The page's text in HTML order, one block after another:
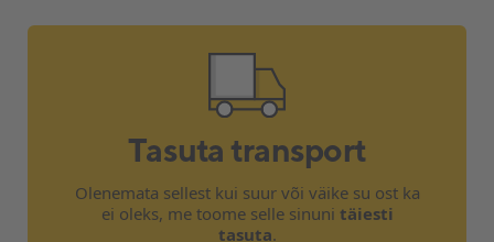
Kütte ja tarbevee torustiku (AlPex) paigaldust
Transport objektile kuni 50km maakonna
Õhk-vesi soojuspumba standardpaigaldus ei
sisalda:
Väljavõttete tegemist olemasolevale
Tasuta transport
Olenemata sellest kui suur või väike su ost ka
ei oleks, me toome selle sinuni täiesti
tasuta.